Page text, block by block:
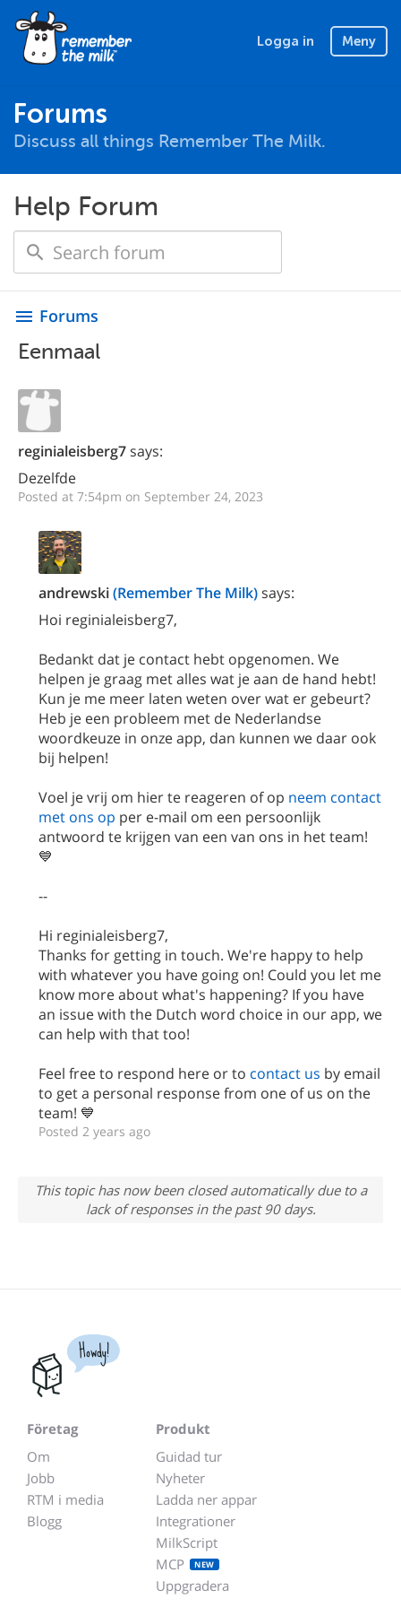
Logga in Meny
Forums
Discuss all things Remember The Milk.
Help Forum
menu Forums
Eenmaal
reginialeisberg7says:
Dezelfde
Posted at 7:54pm on September 24, 2023
andrewski(Remember The Milk)says:
Hoi reginialeisberg7,
Bedankt dat je contact hebt opgenomen. We
helpen je graag met alles wat je aan de hand hebt!
Kun je me meer laten weten over wat er gebeurt?
Heb je een probleem met de Nederlandse
woordkeuze in onze app, dan kunnen we daar ook
bij helpen!
Voel je vrij om hier te reageren of op neem contact
met ons op per e-mail om een persoonlijk
antwoord te krijgen van een van ons in het team!
💙
--
Hi reginialeisberg7,
Thanks for getting in touch. We're happy to help
with whatever you have going on! Could you let me
know more about what's happening? If you have
an issue with the Dutch word choice in our app, we
can help with that too!
Feel free to respond here or to contact us by email
to get a personal response from one of us on the
team! 💙
Posted 2 years ago
This topic has now been closed automatically due to a
lack of responses in the past 90 days.
Howdy!
Företag
Om
Jobb
RTM i media
Blogg
Produkt
Guidad tur
Nyheter
Ladda ner appar
Integrationer
MilkScript
MCP
NEW
Uppgradera